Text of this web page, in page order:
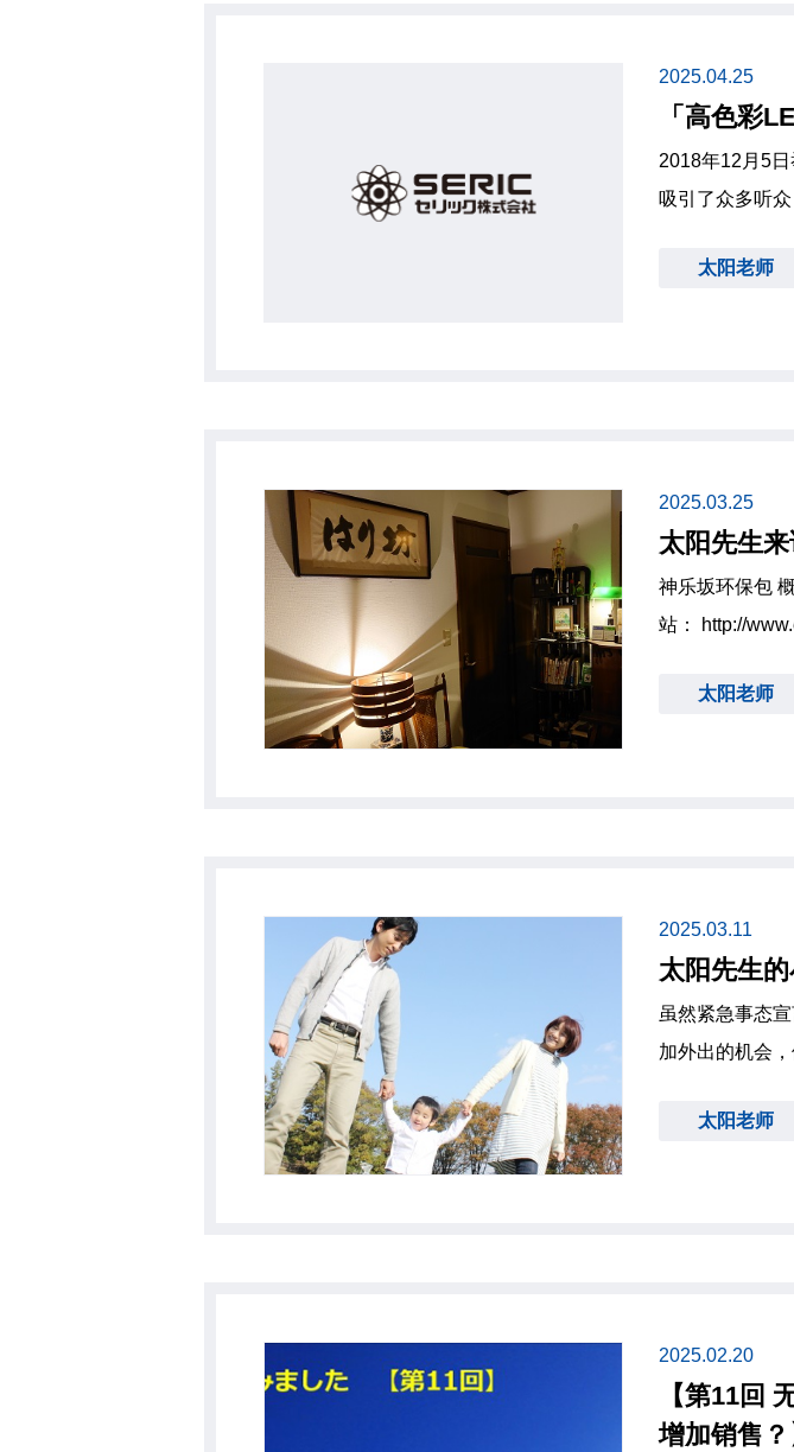
2025.04.25
「高色彩
2018年12月5
吸引了众多听众，活动圆满结束。
会内容 近年来，市场上出现了色彩还原性大幅改善的高色彩LED。然而，国内外太阳老师
2025.03.25
太阳先生
神乐坂环保包 概要： 针灸温热治疗院地址： 东京都新宿区（神楽坂）网
站： http://
针灸师、养生
太阳老师
2025.03.11
太阳先生
虽然紧急事态
加外出的机会，但
素。在维生素
太阳老师
2025.02.20
【第11回
增加销售？